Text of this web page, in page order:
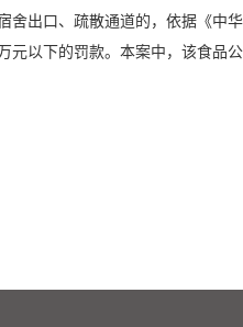
舍出口、疏散通道的，依据《中
元以下的罚款。本案中，该食品